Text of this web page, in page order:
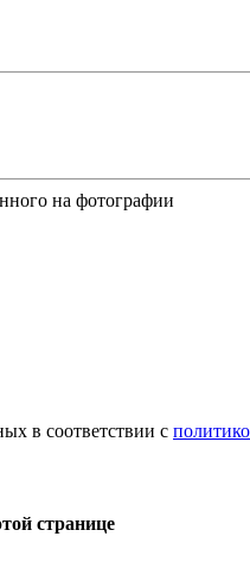
на фотографии
в соответствии с
странице